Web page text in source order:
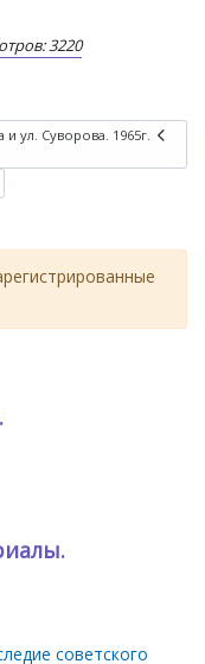
3220
ул. Суворова. 1965г.
советского